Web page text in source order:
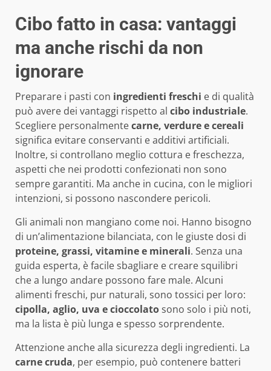
Cibo fatto in casa: vantaggi
ma anche rischi da non
ignorare
Preparare i pasti con ingredienti freschi e di qualità
può avere dei vantaggi rispetto al cibo industriale.
Scegliere personalmentecarne, verdure e cereali
significa evitare conservanti e additivi artificiali.
Inoltre, si controllano meglio cottura e freschezza,
aspetti che nei prodotti confezionati non sono
sempre garantiti. Ma anche in cucina, con le migliori
intenzioni, si possono nascondere pericoli.
Gli animali non mangiano come noi. Hanno bisogno
di un’alimentazione bilanciata, con le giuste dosi di
proteine, grassi, vitamine e minerali. Senza una
guida esperta, è facile sbagliare e creare squilibri
che a lungo andare possono fare male. Alcuni
alimenti freschi, pur naturali, sono tossici per loro:
cipolla, aglio, uva e cioccolatosono solo i più noti,
ma la lista è più lunga e spesso sorprendente.
Attenzione anche alla sicurezza degli ingredienti. La
carne cruda, per esempio, può contenere batteri